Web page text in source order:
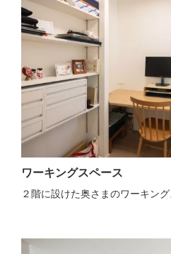
ワーキングスペース
２階に設けた奥さまのワーキン